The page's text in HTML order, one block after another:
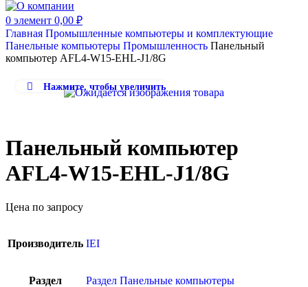
0 элемент 0,00 ₽
Главная Промышленные компьютеры и комплектующие
Панельные компьютеры Промышленность Панельный
компьютер AFL4-W15-EHL-J1/8G
Нажмите, чтобы увеличить
Панельный компьютер
AFL4-W15-EHL-J1/8G
Цена по запросу
Производитель IEI
Раздел Раздел Панельные компьютеры